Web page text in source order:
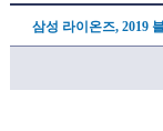
삼성 라이온즈, 2019